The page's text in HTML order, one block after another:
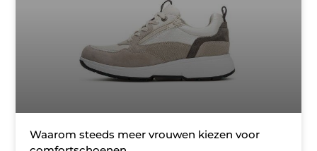
Waarom steeds meer vrouwen kiezen voor